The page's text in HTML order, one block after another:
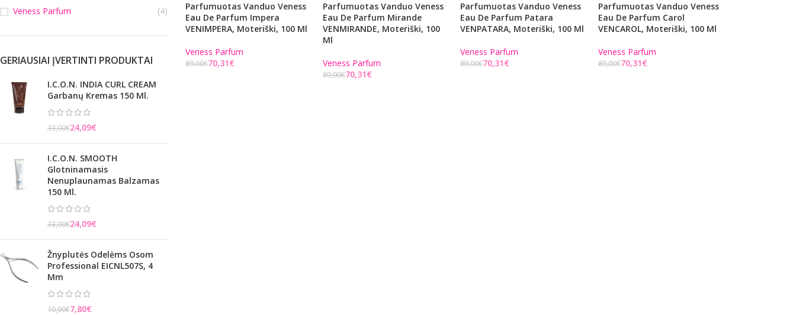
Veness Parfum (4)
GERIAUSIAI ĮVERTINTI PRODUKTAI
I.C.O.N. INDIA CURL CREAM
Garbanų Kremas 150 Ml.
33,00€24,09€
I.C.O.N. SMOOTH
Glotninamasis
Nenuplaunamas Balzamas
150 Ml.
33,00€24,09€
Žnyplutės Odelėms Osom
Professional EICNL507S, 4
Mm
10,00€7,80€
Parfumuotas Vanduo Veness
Eau De Parfum Impera
VENIMPERA, Moteriški, 100 Ml
Veness Parfum
89,00€70,31€
Parfumuotas Vanduo Veness
Eau De Parfum Mirande
VENMIRANDE, Moteriški, 100
Ml
Veness Parfum
89,00€70,31€
Parfumuotas Vanduo Veness
Eau De Parfum Patara
VENPATARA, Moteriški, 100 Ml
Veness Parfum
89,00€70,31€
Parfumuotas Vanduo Veness
Eau De Parfum Carol
VENCAROL, Moteriški, 100 Ml
Veness Parfum
89,00€70,31€